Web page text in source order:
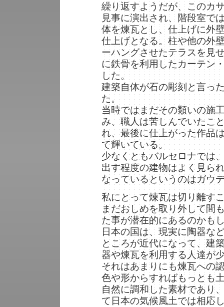
繰り返すようだが、このカ
見事に演出され、階段室で
体を煉瓦とし、仕上げに外
仕上げとなる。柱や他の外
ーハングさせたテラスを見
に鉄骨を利用したカーテン
した。
建築自体が石の彫刻と言っ
た。
当時ではまだその類いの施
み、職人は苦しんでいたこ
れ、最後に仕上がった作品
て輝いている。
少なくともバルセロナでは
出す程度の建物はよく見ら
なっているというのはガウ
私にとって煉瓦は切り離す
まだおしめを取り外して間
た事が潜在的にあるのかも
日本の国は、現実に陶器な
ところが近代になって、建
器や煉瓦を利用する人達が
それはあまりにも煉瓦への
色や形からすればもっとも
自然に調和した素材であり
て日本の気候風土では相応